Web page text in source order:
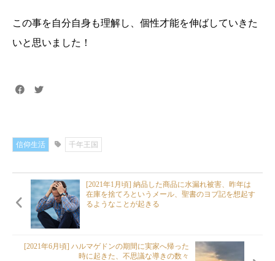
この事を自分自身も理解し、個性才能を伸ばしていきた
いと思いました！
信仰生活 千年王国
[2021年1月頃] 納品した商品に水漏れ被害、昨年は
在庫を捨てろというメール、聖書のヨブ記を想起す
るようなことが起きる
[2021年6月頃] ハルマゲドンの期間に実家へ帰った
時に起きた、不思議な導きの数々